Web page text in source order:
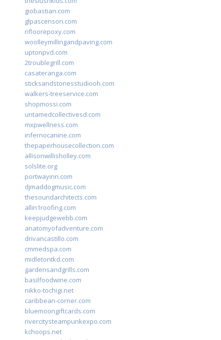
giobastian.com
glpascensori.com
rifloorepoxy.com
woolleymillingandpaving.com
uptonpvd.com
2troublegrill.com
casateranga.com
sticksandstonesstudiooh.com
walkers-treeservice.com
shopmossi.com
untamedcollectivesd.com
mxpwellness.com
infernocanine.com
thepaperhousecollection.com
allisonwillisholley.com
solslite.org
portwayinn.com
djmaddogmusic.com
thesoundarchitects.com
allin1roofing.com
keepjudgewebb.com
anatomyofadventure.com
drivancastillo.com
cmmedspa.com
midletontkd.com
gardensandgrills.com
basilfoodwine.com
nikko-tochigi.net
caribbean-corner.com
bluemoongiftcards.com
rivercitysteampunkexpo.com
kchoops.net